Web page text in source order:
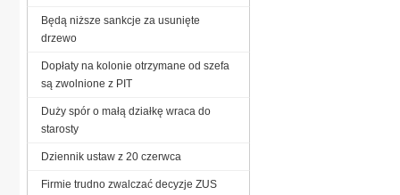
Będą niższe sankcje za usunięte
drzewo
Dopłaty na kolonie otrzymane od szefa
są zwolnione z PIT
Duży spór o małą działkę wraca do
starosty
Dziennik ustaw z 20 czerwca
Firmie trudno zwalczać decyzje ZUS